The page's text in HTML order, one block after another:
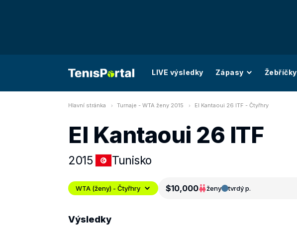
LIVE výsledky Zápasy Žebříčky
Hlavní stránka Turnaje - WTA ženy 2015 El Kantaoui 26 ITF - Čtyřhry
El Kantaoui 26 ITF
2015 Tunisko
WTA (ženy) - Čtyřhry $10,000 ženy tvrdý p.
Výsledky